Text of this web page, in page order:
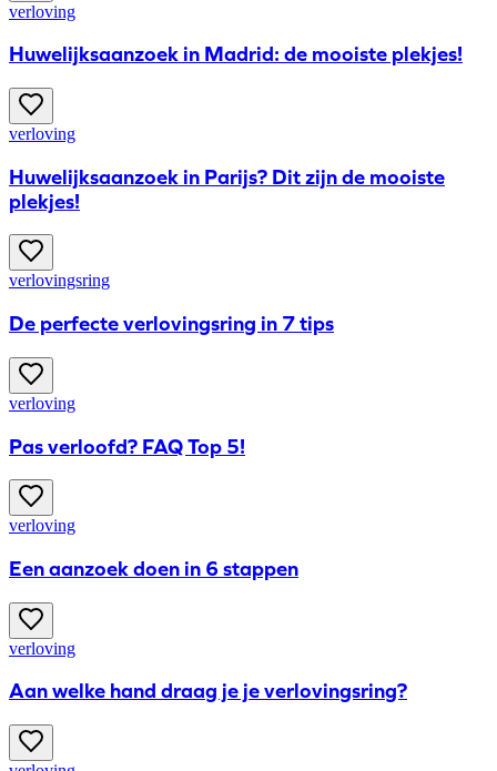
verloving
Huwelijksaanzoek in Madrid: de mooiste plekjes!
verloving
Huwelijksaanzoek in Parijs? Dit zijn de mooiste
plekjes!
verlovingsring
De perfecte verlovingsring in 7 tips
verloving
Pas verloofd? FAQ Top 5!
verloving
Een aanzoek doen in 6 stappen
verloving
Aan welke hand draag je je verlovingsring?